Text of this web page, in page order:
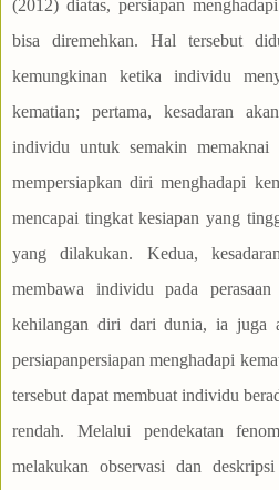
(2012) diatas, persiapan
bisa diremehkan. Hal tersebut
kemungkinan ketika individu
kematian; pertama, kesadaran
individu untuk semakin
mempersiapkan diri menghadapi
mencapai tingkat kesiapan yang
yang dilakukan. Kedua,
membawa individu pada
kehilangan diri dari dunia, ia juga
persiapanpersiapan menghadapi
tersebut dapat membuat individu
rendah. Melalui pendekatan
melakukan observasi dan